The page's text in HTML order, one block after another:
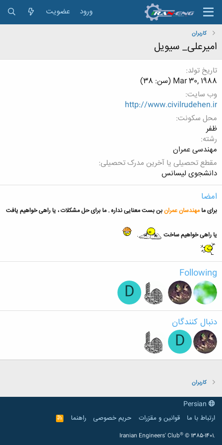
ورود عضویت
کاربران
امیرعلی_ سیویل
تاریخ تولد
Mar 30, 1988 (سن: 38)
وب سایت
http://www.civilrudehen.ir
محل سکونت
ظفر
رشته
مهندسی عمران
مقطع تحصیلی یا آخرین مدرک تحصیلی
دانشجوی لیسانس
امضا
برای ما مهندسان عمرانبن بست معنایی نداره . ما برای حل مشکلات ، یا راهی خواهیم یافت
یا راهی خواهیم ساخت .
Following
D
دنبال کنندگان
D
کاربران
ارتباط با ما
قوانین و مقرّرات حریم خصوصی راهنما
R
S
Iranian Engineers' Club® © 1385-1401.